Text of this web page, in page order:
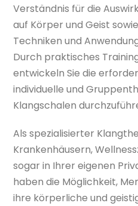
Verständnis für die
auf Körper und Geist
Techniken und
Durch praktisches
entwickeln Sie die
individuelle und
Klangschalen
Als spezialisierter
Krankenhäusern,
sogar in Ihrer eigenen
haben die Möglichkeit,
ihre körperliche und